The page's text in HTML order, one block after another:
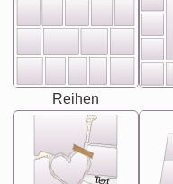
Reihen
Text